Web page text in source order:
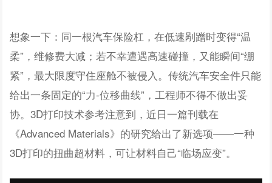
想象一下：同一根汽车保险杠，在低速剐蹭时变得“温
柔”，维修费大减；若不幸遭遇高速碰撞，又能瞬间“绷
紧”，最大限度守住座舱不被侵入。传统汽车安全件只能
给出一条固定的“力-位移曲线”，工程师不得不做出妥
协。3D打印技术参考注意到，近日一篇刊载在
《Advanced Materials》的研究给出了新选项——一种
3D打印的扭曲超材料，可让材料自己“临场应变”。